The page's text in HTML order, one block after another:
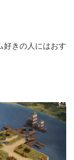
好きの人にはおす